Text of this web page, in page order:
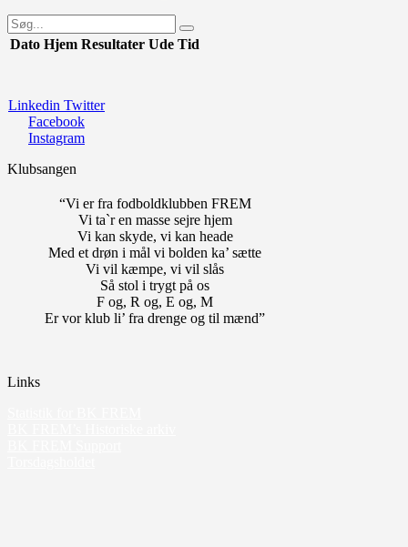
Dato Hjem Resultater Ude Tid
Linkedin Twitter
Facebook
Instagram
Klubsangen
“Vi er fra fodboldklubben FREM
Vi ta`r en masse sejre hjem
Vi kan skyde, vi kan heade
Med et drøn i mål vi bolden ka’ sætte
Vi vil kæmpe, vi vil slås
Så stol i trygt på os
F og, R og, E og, M
Er vor klub li’ fra drenge og til mænd”
Links